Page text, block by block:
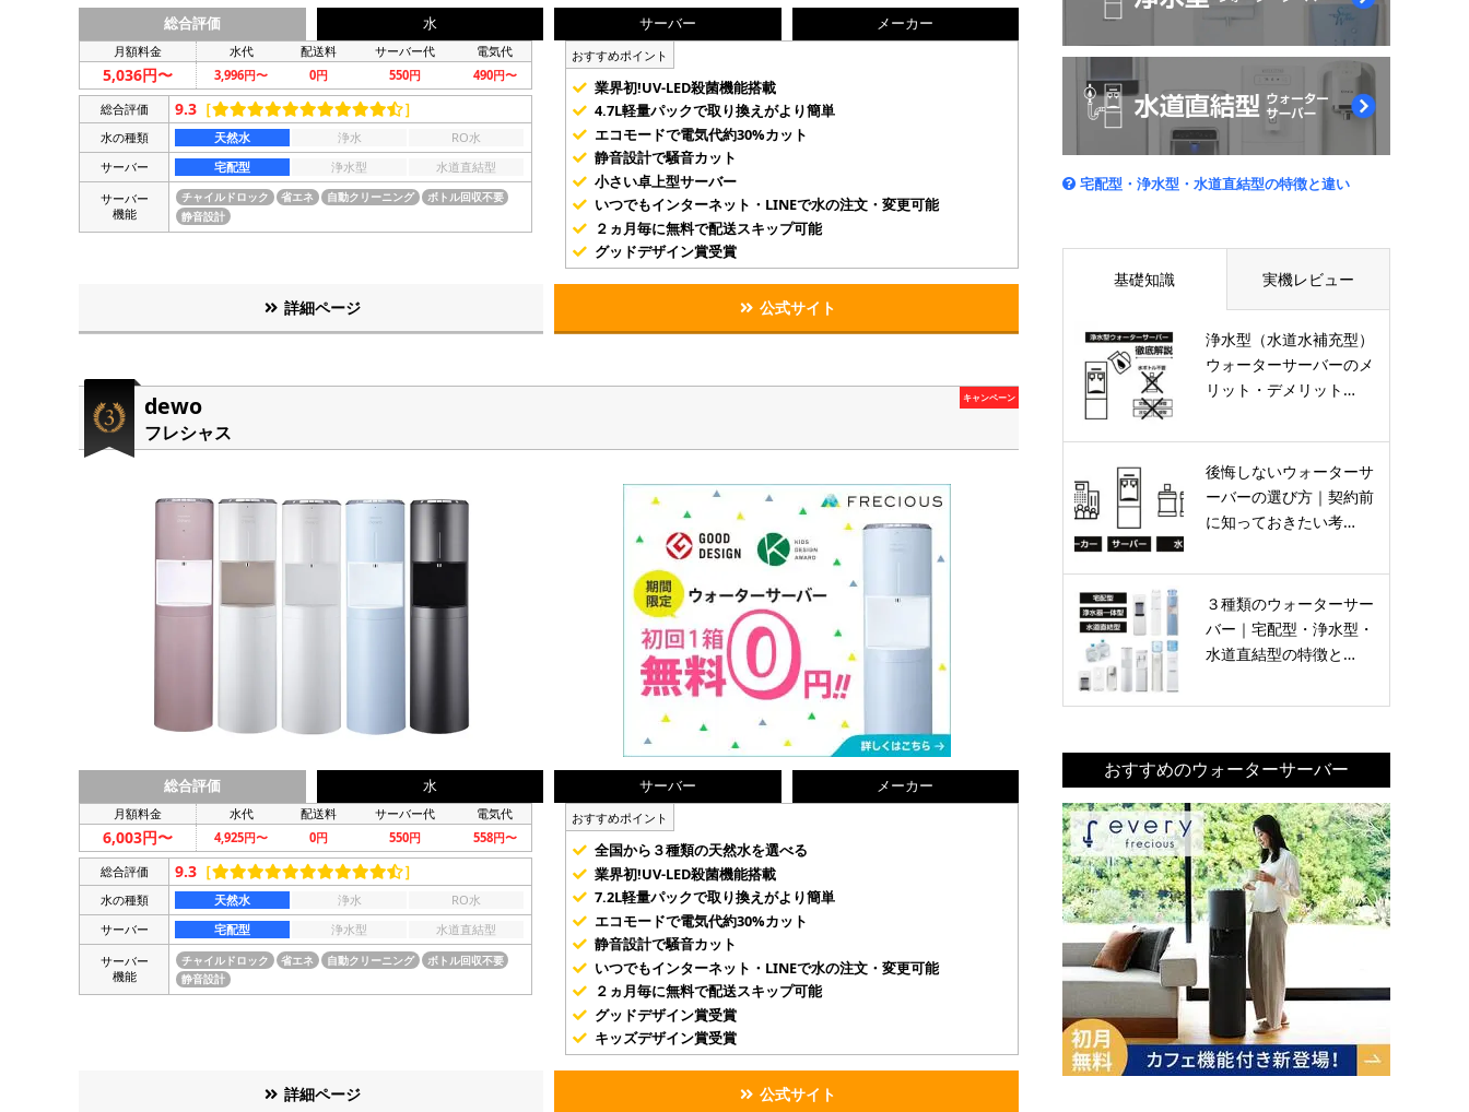
総合評価 水 サーバー メーカー
月額料金 水代 配送料 サーバー代 電気代
5,036円〜 3,996円〜 0円 550円 490円〜
総合評価 9.3 ［ ］
水の種類 天然水 浄水
RO水
サーバー
宅配型 浄水型
水道直結型
サーバー
機能
チャイルドロック 省エネ 自動クリーニング
ボトル回収不要
静音設計
おすすめポイント
業界初!UV-LED殺菌機能搭載
4.7L軽量パックで取り換えがより簡単
エコモードで電気代約30%カット
静音設計で騒音カット
小さい卓上型サーバー
いつでもインターネット・LINEで水の注文・変更可能
２ヵ月毎に無料で配送スキップ可能
グッドデザイン賞受賞
詳細ページ 公式サイト
dewo
フレシャス
キャンペーン
総合評価 水 サーバー メーカー
月額料金 水代 配送料 サーバー代 電気代
6,003円〜 4,925円〜 0円 550円 558円〜
総合評価 9.3 ［ ］
水の種類 天然水 浄水
RO水
サーバー
宅配型 浄水型
水道直結型
サーバー
機能
チャイルドロック 省エネ 自動クリーニング
ボトル回収不要
静音設計
おすすめポイント
全国から３種類の天然水を選べる
業界初!UV-LED殺菌機能搭載
7.2L軽量パックで取り換えがより簡単
エコモードで電気代約30%カット
静音設計で騒音カット
いつでもインターネット・LINEで水の注文・変更可能
２ヵ月毎に無料で配送スキップ可能
グッドデザイン賞受賞
キッズデザイン賞受賞
詳細ページ 公式サイト
宅配型・浄水型・水道直結型の特徴と違い
基礎知識 実機レビュー
浄水型（水道水補充型）
ウォーターサーバーのメ
リット・デメリット…
後悔しないウォーターサ
ーバーの選び方｜契約前
に知っておきたい考…
３種類のウォーターサー
バー｜宅配型・浄水型・
水道直結型の特徴と…
おすすめのウォーターサーバー